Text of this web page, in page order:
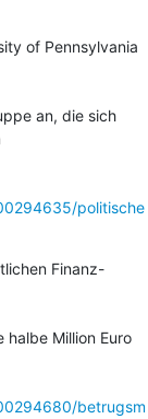
of Pennsylvania
an, die sich
politische
Finanz-
halbe Million Euro
betrugsm